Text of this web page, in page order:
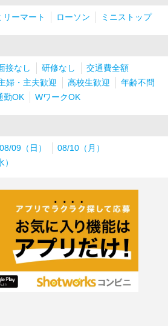
リーマート ローソン ミニストップ
接なし 研修なし
交通費全額
婦・主夫歓迎 高校生歓迎
年齢不問
勤OK WワークOK
08/09（日）
08/10（月）